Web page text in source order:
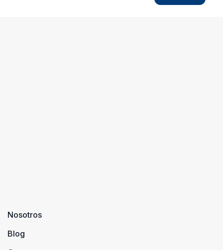
Nosotros
Blog